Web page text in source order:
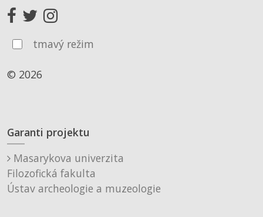
tmavý režim
© 2026
Garanti projektu
Masarykova univerzita
Filozofická fakulta
Ústav archeologie a muzeologie